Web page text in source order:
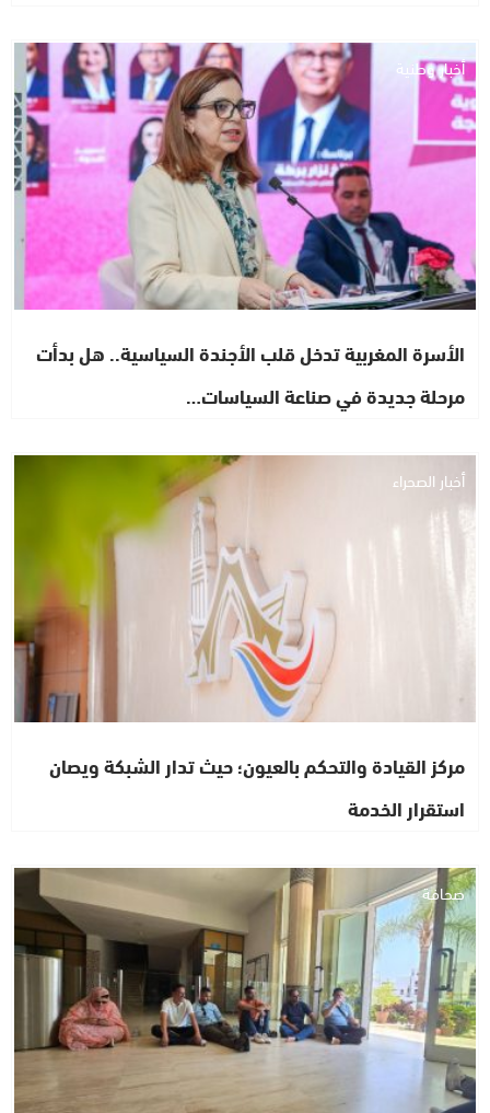
أخبار وطنية
الأسرة المغربية تدخل قلب الأجندة السياسية.. هل بدأت
مرحلة جديدة في صناعة السياسات…
أخبار الصحراء
مركز القيادة والتحكم بالعيون؛ حيث تدار الشبكة ويصان
استقرار الخدمة
صحافة